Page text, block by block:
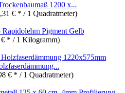
1200 x...
€ * / 1 Quadratmeter)
Rapidolehm Pigment Gelb
* / 1 Kilogramm)
€ * / 1 Quadratmeter)